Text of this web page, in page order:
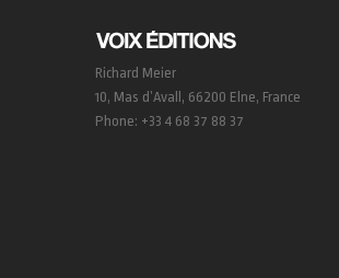
Richard Meier
10, Mas d’Avall, 66200 Elne, France
Phone: +33 4 68 37 88 37